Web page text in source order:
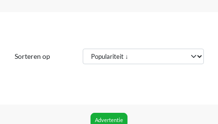
Sorteren op
Advertentie